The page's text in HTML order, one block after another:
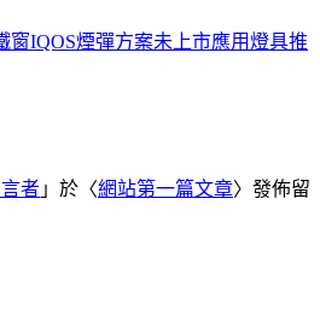
窗IQOS煙彈方案未上市應用燈具推
言者 」於〈網站第一篇文章〉發佈留